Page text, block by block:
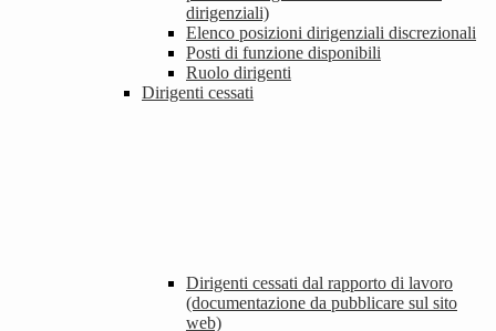
dirigenziali)
Elenco posizioni dirigenziali discrezionali
Posti di funzione disponibili
Ruolo dirigenti
Dirigenti cessati
Dirigenti cessati dal rapporto di lavoro
(documentazione da pubblicare sul sito
web)